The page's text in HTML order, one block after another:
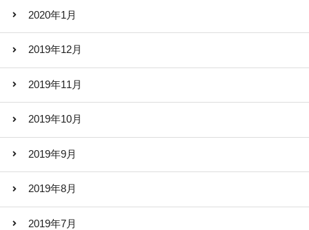
2020年1月
2019年12月
2019年11月
2019年10月
2019年9月
2019年8月
2019年7月